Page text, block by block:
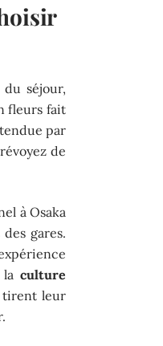
séjour,
fleurs fait
par
de
à Osaka
gares.
culture
tirent leur